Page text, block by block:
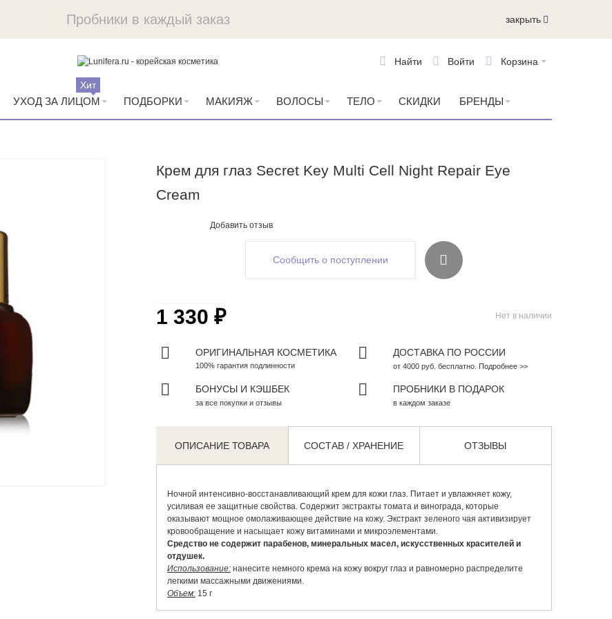
Пробники в каждый заказ закрыть
Корзина
Войти
Найти
УХОД ЗА ЛИЦОМ
Хит
ПОДБОРКИ МАКИЯЖ ВОЛОСЫ ТЕЛО СКИДКИ БРЕНДЫ
Крем для глаз Secret Key Multi Cell Night Repair Eye
Cream
Добавить отзыв
Сообщить о поступлении
Нет в наличии
1 330 ₽
ОРИГИНАЛЬНАЯ КОСМЕТИКА
100% гарантия подлинности
ДОСТАВКА ПО РОССИИ
от 4000 руб. бесплатно. Подробнее >>
БОНУСЫ И КЭШБЕК
за все покупки и отзывы
ПРОБНИКИ В ПОДАРОК
в каждом заказе
ОПИСАНИЕ ТОВАРА СОСТАВ / ХРАНЕНИЕ ОТЗЫВЫ
Ночной интенсивно-восстанавливающий крем для кожи глаз. Питает и увлажняет кожу,
усиливая ее защитные свойства. Содержит экстракты томата и винограда, которые
оказывают мощное омолаживающее действие на кожу. Экстракт зеленого чая активизирует
кровообращение и насыщает кожу витаминами и микроэлементами.
Средство не содержит парабенов, минеральных масел, искусственных красителей и
отдушек.
Использование:нанесите немного крема на кожу вокруг глаз и равномерно распределите
легкими массажными движениями.
Объем:15 г